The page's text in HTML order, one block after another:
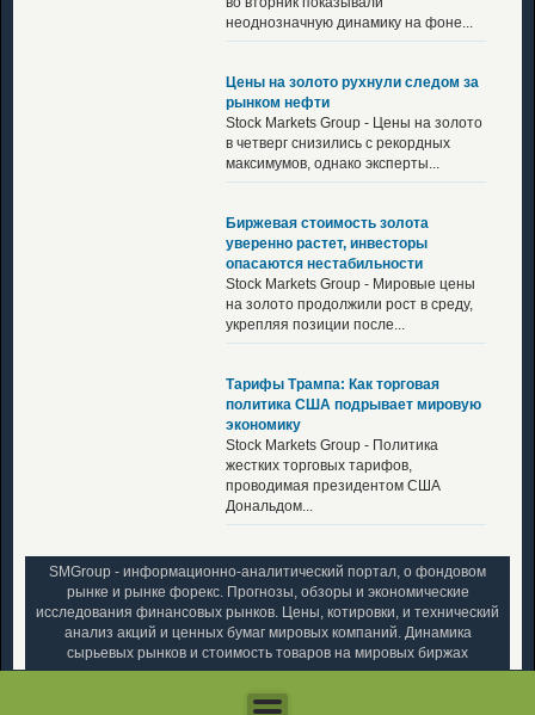
неоднозначную динамику на фоне...
Цены на золото рухнули следом за
рынком нефти
Stock Markets Group - Цены на золото
в четверг снизились с рекордных
максимумов, однако эксперты...
Биржевая стоимость золота
уверенно растет, инвесторы
опасаются нестабильности
Stock Markets Group - Мировые цены
на золото продолжили рост в среду,
укрепляя позиции после...
Тарифы Трампа: Как торговая
политика США подрывает мировую
экономику
Stock Markets Group - Политика
жестких торговых тарифов,
проводимая президентом США
Дональдом...
SMGroup - информационно-аналитический портал, о фондовом
рынке и рынке форекс. Прогнозы, обзоры и экономические
исследования финансовых рынков. Цены, котировки, и технический
анализ акций и ценных бумаг мировых компаний. Динамика
сырьевых рынков и стоимость товаров на мировых биржах